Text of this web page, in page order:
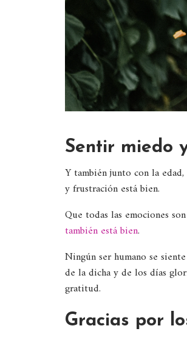
Sentir miedo
Y también junto con la
y frustración está bien.
Que todas las emociones
también está bien.
Ningún ser humano se
de la dicha y de los días
gratitud.
Gracias por